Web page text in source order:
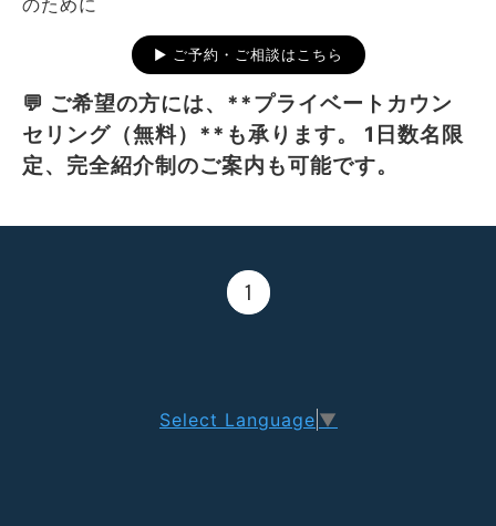
▶ ご予約・ご相談はこちら
💬 ご希望の方には、**プライベートカウン
セリング（無料）**も承ります。 1日数名限
定、完全紹介制のご案内も可能です。
1
Select Language ▼